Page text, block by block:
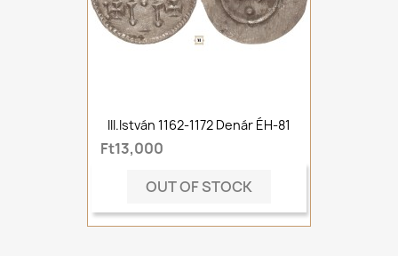
III.István 1162-1172 Denár ÉH-81
Ft13,000
OUT OF STOCK